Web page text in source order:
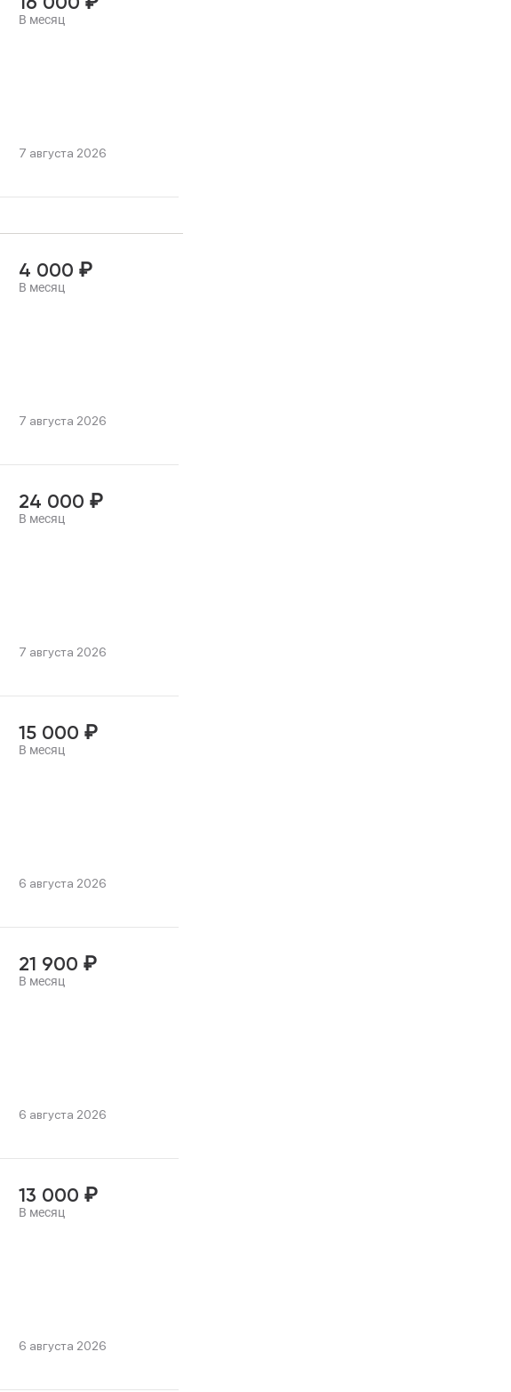
В месяц
7 августа 2026
4 000 ₽
В месяц
7 августа 2026
24 000 ₽
В месяц
7 августа 2026
15 000 ₽
В месяц
6 августа 2026
21 900 ₽
В месяц
6 августа 2026
13 000 ₽
В месяц
6 августа 2026